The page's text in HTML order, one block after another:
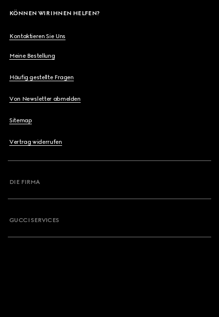
KÖNNEN WIR IHNEN HELFEN?
Kontaktieren Sie Uns
Meine Bestellung
Häufig gestellte Fragen
Von Newsletter abmelden
Sitemap
Vertrag widerrufen
DIE FIRMA
GUCCI SERVICES